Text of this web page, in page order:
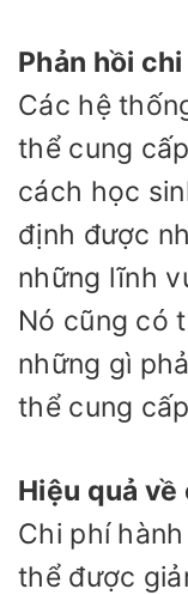
Phản hồi
Các hệ
thể cung
cách học
định được
những lĩnh
Nó cũng có
những gì
thể cung
Hiệu quả về
Chi phí
thể được